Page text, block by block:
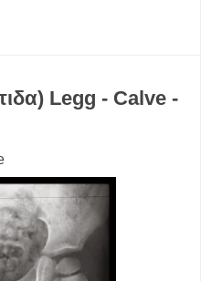
Legg - Calve -